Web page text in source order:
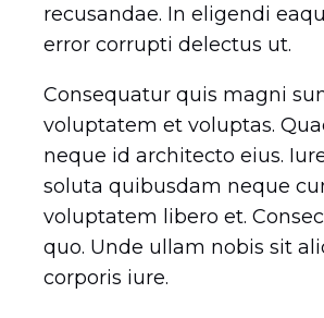
recusandae. In eligendi
error corrupti delectus ut.
Consequatur quis magni
voluptatem et voluptas.
neque id architecto eius.
soluta quibusdam neque
voluptatem libero et.
quo. Unde ullam nobis sit
corporis iure.